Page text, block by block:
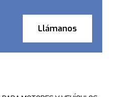
Llámanos